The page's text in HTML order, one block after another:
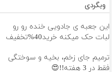
وبگردی
این جعبه ی جادویی خنده رو رو
لبات حک میکنه خرید40%تخفیف
ترمیم جای زخم، بخیه و سوختگی
فقط در 3 هفته!!😍